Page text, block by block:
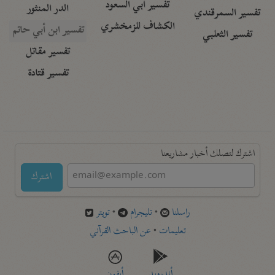
تفسير السمرقندي
تفسير الثعلبي
تفسير أبي السعود
الكشاف للزمخشري
الدر المنثور
تفسير ابن أبي حاتم
تفسير مقاتل
تفسير قتادة
اشترك لتصلك أخبار مشاريعنا
اشترك
راسلنا •تليجرام •تويتر
تعليمات •عن الباحث القرآني